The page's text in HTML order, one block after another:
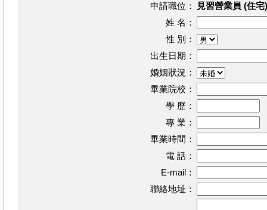
申請職位：
見習營業員 (住宅)
姓 名：
性 別：
出生日期：
婚姻狀況：
畢業院校：
學 歷：
專 業：
畢業時間：
電 話：
E-mail：
聯絡地址：